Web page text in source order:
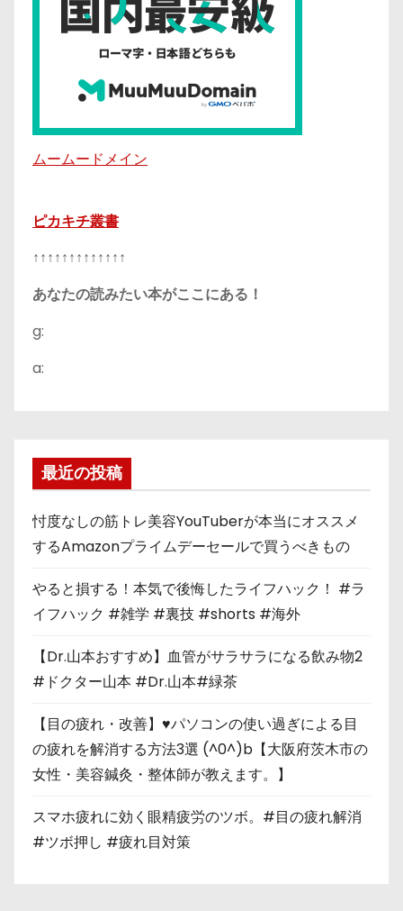
ムームードメイン
ピカキチ叢書
↑↑↑↑↑↑↑↑↑↑↑↑↑
あなたの読みたい本がここにある！
g:
a:
最近の投稿
忖度なしの筋トレ美容YouTuberが本当にオススメ
するAmazonプライムデーセールで買うべきもの
やると損する！本気で後悔したライフハック！ #ラ
イフハック #雑学 #裏技 #shorts #海外
【Dr.山本おすすめ】血管がサラサラになる飲み物2
#ドクター山本 #Dr.山本#緑茶
【目の疲れ・改善】♥パソコンの使い過ぎによる目
の疲れを解消する方法3選 (^0^)b【大阪府茨木市の
女性・美容鍼灸・整体師が教えます。】
スマホ疲れに効く眼精疲労のツボ。#目の疲れ解消
#ツボ押し #疲れ目対策